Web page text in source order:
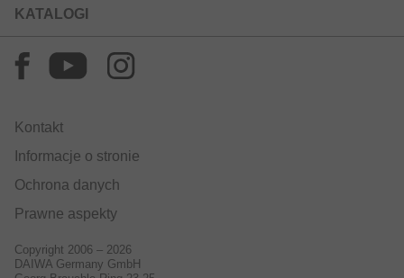
KATALOGI
Kontakt
Informacje o stronie
Ochrona danych
Prawne aspekty
Copyright 2006 – 2026
DAIWA Germany GmbH